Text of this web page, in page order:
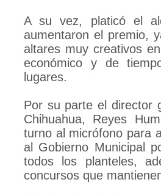
A su vez, platicó el
aumentaron el premio,
altares muy creativos
económico y de
lugares.
Por su parte el director
Chihuahua, Reyes
turno al micrófono para
al Gobierno Municipal
todos los planteles,
concursos que